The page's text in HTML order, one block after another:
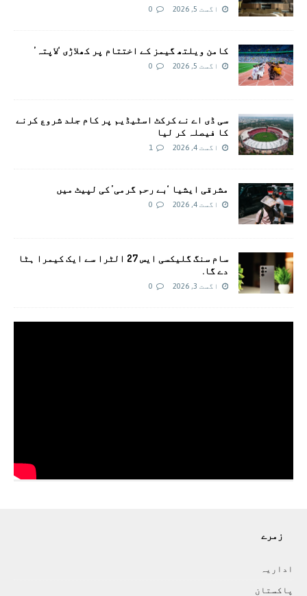
اگست 5, 2026 0
کامن ویلتھ گیمز کے اختتام پر کھلاڑی ‘لاپتہ’
اگست 5, 2026 0
سی ڈی اے نے کرکٹ اسٹیڈیم پر کام جلد شروع کرنے
کا فیصلہ کر لیا
اگست 4, 2026 1
مشرقی ایشیا ‘بے رحم گرمی’ کی لپیٹ میں
اگست 4, 2026 0
سام سنگ گلیکسی ایس 27 الٹرا سے ایک کیمرا ہٹا
دے گا.
اگست 3, 2026 0
زمرے
اداريہ
پاکستان